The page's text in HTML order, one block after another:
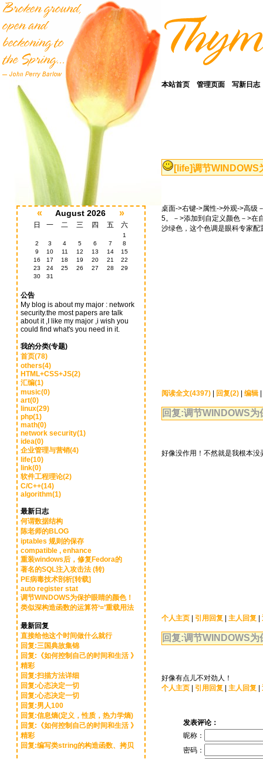
« August 2026 »
日 一 二 三 四 五 六
1
2
3 4 5 6 7
8
9
10 11 12 13 14
15
16
17 18 19 20 21
22
23
24 25 26 27 28
29
30
31
公告
My blog is about my major : network
security.the most papers are talk
about it ,I like my major ,i wish you
could find what's you need in it.
我的分类(专题)
首页(78)
others(4)
HTML+CSS+JS(2)
汇编(1)
music(0)
art(0)
linux(29)
php(1)
math(0)
network security(1)
idea(0)
企业管理与营销(4)
life(10)
link(0)
软件工程理论(2)
C/C++(14)
algorithm(1)
最新日志
何谓数据结构
陈老师的BLOG
iptables 规则的保存
compatible , enhance
重装windows后，修复Fedora的
著名的SQL注入攻击法 (转)
PE病毒技术剖析[转载]
auto register stat
调节WINDOWS为保护眼睛的颜色！
类似深构造函数的运算符‘=’重载用法
最新回复
直接给他这个时间做什么就行
回复:三国典故集锦
回复:《如何控制自己的时间和生活 》
精彩
回复:扫描方法详细
回复:心态决定一切
回复:心态决定一切
回复:男人100
回复:信息熵(定义，性质，热力学熵)
回复:《如何控制自己的时间和生活 》
精彩
回复:编写类string的构造函数、拷贝
本站首页 管理页面 写新日志
[life]调节WINDOWS
桌面->右键->属性->外观->高级
5。－>添加到自定义颜色－>在
沙绿色，这个色调是眼科专家
阅读全文(4397) 回复(2) 编辑
回复:调节WINDOWS
好像没作用！不然就是我根本没
个人主页 引用回复 主人回复
回复:调节WINDOWS
好像有点儿不对劲人！
个人主页
引用回复 主人回复
发表评论：
昵称：
密码：